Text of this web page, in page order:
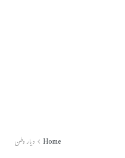
Home دیار وطن